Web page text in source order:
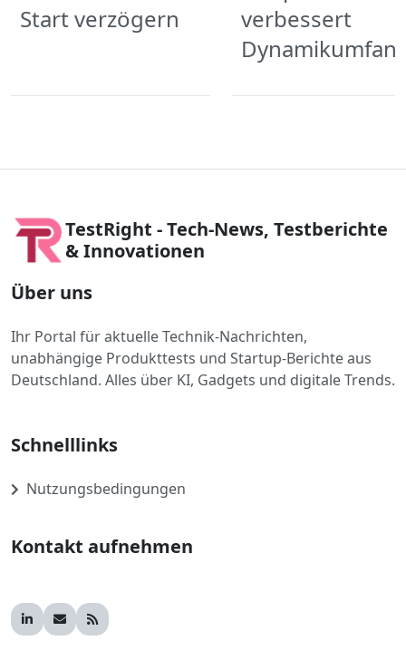
Start verzögern
verbessert
TestRight - Tech-News, Testberichte
& Innovationen
Über uns
Ihr Portal für aktuelle Technik-Nachrichten,
unabhängige Produkttests und Startup-Berichte aus
Deutschland. Alles über KI, Gadgets und digitale Trends.
Schnelllinks
Nutzungsbedingungen
Kontakt aufnehmen